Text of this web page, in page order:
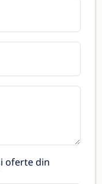
oferte din